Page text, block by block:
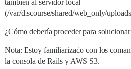
también al servidor local
(/var/discourse/shared/web_only/
¿Cómo debería proceder para
Nota: Estoy familiarizado con los
la consola de Rails y AWS S3.